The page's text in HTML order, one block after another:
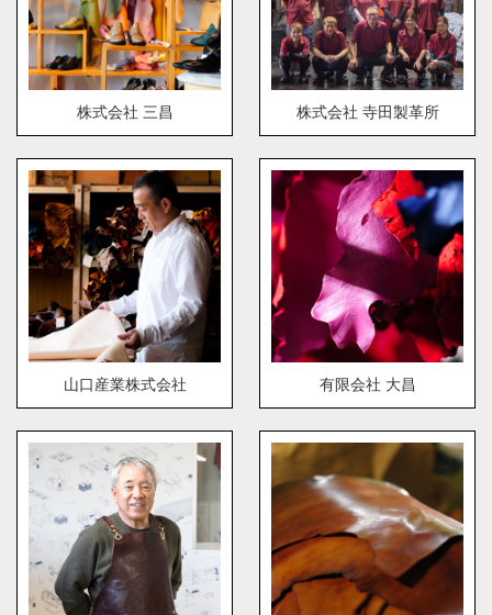
株式会社 三昌 株式会社 寺田製革所
山口産業株式会社 有限会社 大昌